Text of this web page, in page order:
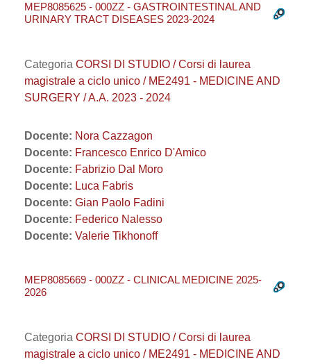
MEP8085625 - 000ZZ - GASTROINTESTINAL AND
URINARY TRACT DISEASES 2023-2024
Categoria CORSI DI STUDIO / Corsi di laurea
magistrale a ciclo unico / ME2491 - MEDICINE AND
SURGERY / A.A. 2023 - 2024
Docente: Nora Cazzagon
Docente: Francesco Enrico D'Amico
Docente: Fabrizio Dal Moro
Docente: Luca Fabris
Docente: Gian Paolo Fadini
Docente: Federico Nalesso
Docente: Valerie Tikhonoff
MEP8085669 - 000ZZ - CLINICAL MEDICINE 2025-
2026
Categoria CORSI DI STUDIO / Corsi di laurea
magistrale a ciclo unico / ME2491 - MEDICINE AND